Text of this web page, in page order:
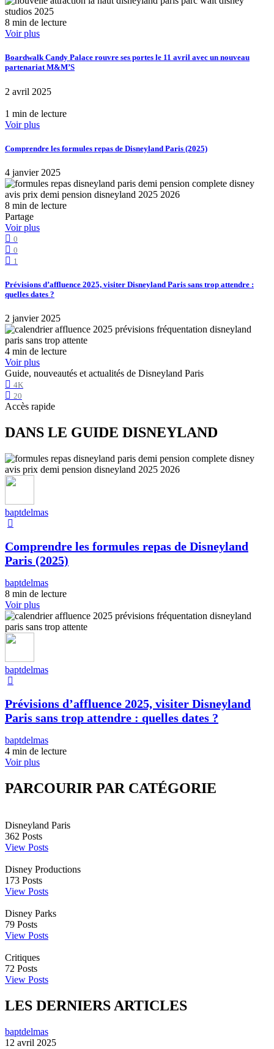
8 min de lecture
Voir plus
Boardwalk Candy Palace rouvre ses portes le 11 avril avec un nouveau
partenariat M&M’S
2 avril 2025
1 min de lecture
Voir plus
Comprendre les formules repas de Disneyland Paris (2025)
4 janvier 2025
8 min de lecture
Partage
Voir plus
0
0
1
Prévisions d’affluence 2025, visiter Disneyland Paris sans trop attendre :
quelles dates ?
2 janvier 2025
4 min de lecture
Voir plus
Guide, nouveautés et actualités de Disneyland Paris
4K
20
Accès rapide
DANS LE GUIDE DISNEYLAND
baptdelmas
Comprendre les formules repas de Disneyland
Paris (2025)
baptdelmas
8 min de lecture
Voir plus
baptdelmas
Prévisions d’affluence 2025, visiter Disneyland
Paris sans trop attendre : quelles dates ?
baptdelmas
4 min de lecture
Voir plus
PARCOURIR PAR CATÉGORIE
Disneyland Paris
362 Posts
View Posts
Disney Productions
173 Posts
View Posts
Disney Parks
79 Posts
View Posts
Critiques
72 Posts
View Posts
LES DERNIERS ARTICLES
baptdelmas
12 avril 2025